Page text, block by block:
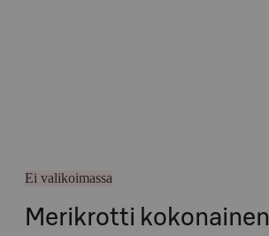
Ei valikoimassa
Merikrotti kokonainen